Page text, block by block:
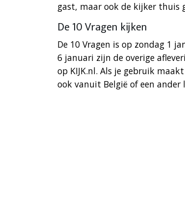
gast, maar ook de kijker thuis
De 10 Vragen kijken
De 10 Vragen is op zondag 1
6 januari zijn de overige
op KIJK.nl. Als je gebruik
ook vanuit België of een